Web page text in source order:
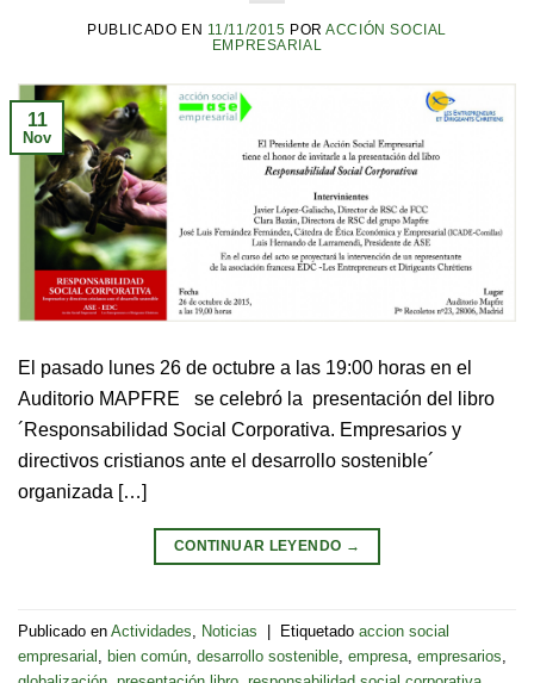
PUBLICADO EN 11/11/2015 PORACCIÓN SOCIAL
EMPRESARIAL
11
Nov
El pasado lunes 26 de octubre a las 19:00 horas en el
Auditorio MAPFRE se celebró la presentación del libro
´Responsabilidad Social Corporativa. Empresarios y
directivos cristianos ante el desarrollo sostenible´
organizada […]
CONTINUAR LEYENDO →
Publicado en Actividades, Noticias Etiquetado accion social
empresarial , bien común, desarrollo sostenible, empresa, empresarios,